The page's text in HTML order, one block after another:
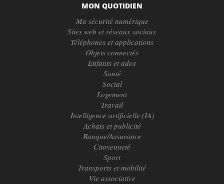
MON QUOTIDIEN
Ma sécurité numérique
Sites web et réseaux sociaux
Téléphones et applications
Objets connectés
Enfants et ados
Santé
Social
Logement
Travail
Intelligence artificielle (IA)
Achats et publicité
Banque/Assurance
Citoyenneté
Sport
Transports et mobilité
Vie associative